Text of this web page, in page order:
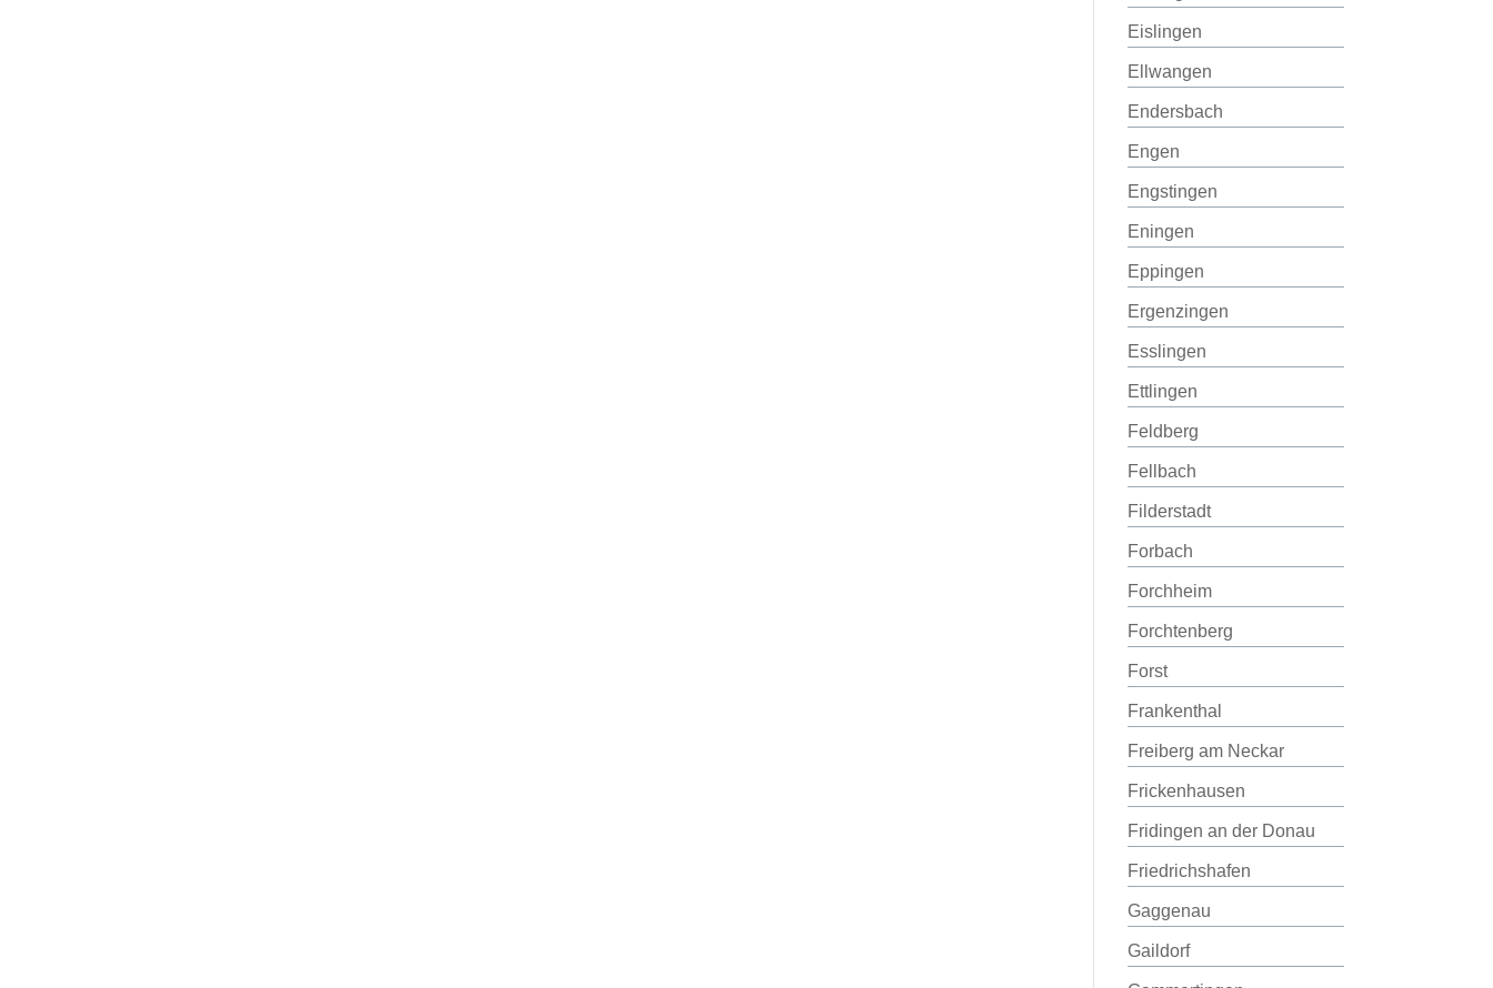
Eislingen
Ellwangen
Endersbach
Engen
Engstingen
Eningen
Eppingen
Ergenzingen
Esslingen
Ettlingen
Feldberg
Fellbach
Filderstadt
Forbach
Forchheim
Forchtenberg
Forst
Frankenthal
Freiberg am Neckar
Frickenhausen
Fridingen an der Donau
Friedrichshafen
Gaggenau
Gaildorf